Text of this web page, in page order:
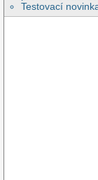
Testovací